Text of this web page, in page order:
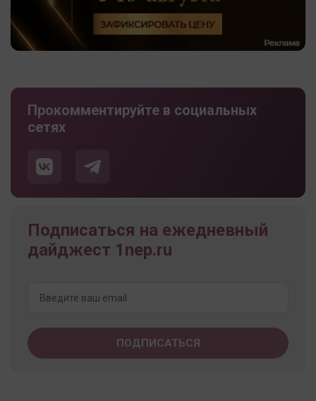
Прокомментируйте в социальных
сетях
Подписаться на ежедневный
дайджест 1nep.ru